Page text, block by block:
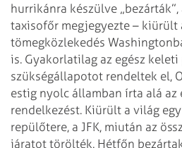
hurrikánra készülve
taxisofőr megjegyezte – kiürült
tömegközlekedés
is. Gyakorlatilag az egész
szükségállapotot rendeltek el,
estig nyolc államban írta alá az
rendelkezést. Kiürült a világ
repülőtere, a JFK, miután az
járatot törölték. Hétfőn